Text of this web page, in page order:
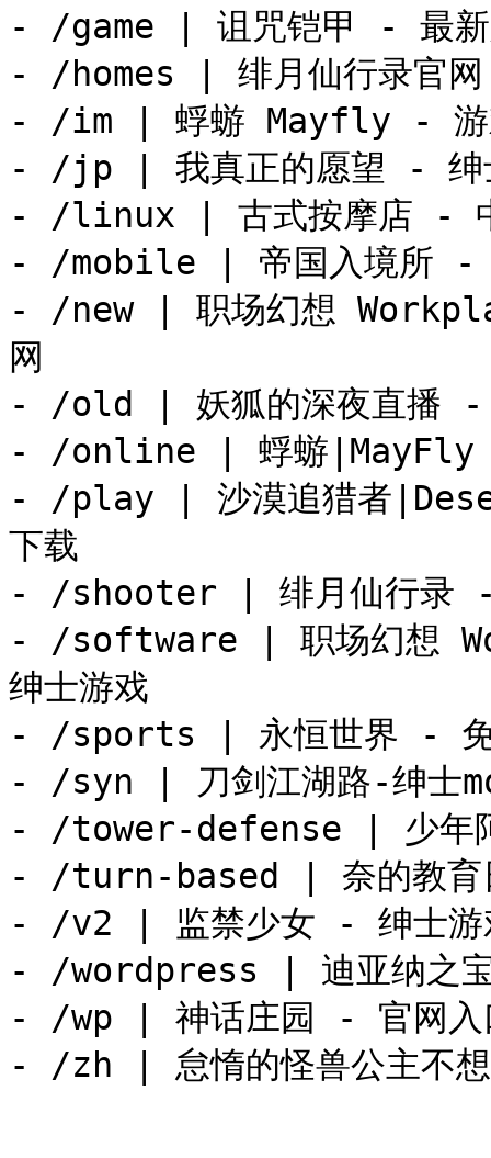
- /game | 诅咒铠甲 - 最新
- /homes | 绯月仙行录官
- /im | 蜉蝣 Mayfly - 游
- /jp | 我真正的愿望 - 绅
- /linux | 古式按摩店 - 中
- /mobile | 帝国入境所 -
- /new | 职场幻想
网
- /old | 妖狐的深夜直播 -
- /online | 蜉蝣|MayFly -
- /play | 沙漠追猎者
下载
- /shooter | 绯月仙行录 -
- /software | 职场幻想
绅士游戏
- /sports | 永恒世界 - 免
- /syn | 刀剑江湖路-绅士
- /tower-defense | 少年
- /turn-based | 奈的教育
- /v2 | 监禁少女 - 绅士游
- /wordpress | 迪亚纳之
- /wp | 神话庄园 - 官网入